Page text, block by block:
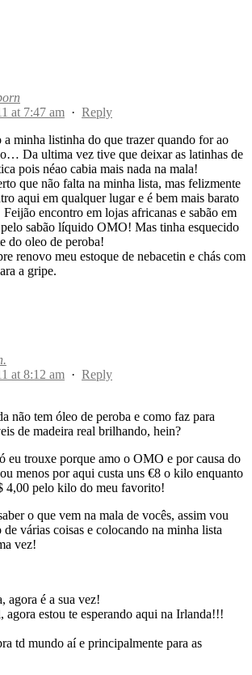
at 7:47 am · Reply
a minha listinha do que trazer quando for ao
Da ultima vez tive que deixar as latinhas de
pois néao cabia mais nada na mala!
que não falta na minha lista, mas felizmente
aqui em qualquer lugar e é bem mais barato
encontro em lojas africanas e sabão em
sabão líquido OMO! Mas tinha esquecido
do oleo de peroba!
renovo meu estoque de nebacetin e chás com
a gripe.
at 8:12 am · Reply
não tem óleo de peroba e como faz para
de madeira real brilhando, hein?
eu trouxe porque amo o OMO e por causa do
menos por aqui custa uns €8 o kilo enquanto
4,00 pelo kilo do meu favorito!
o que vem na mala de vocês, assim vou
de várias coisas e colocando na minha lista
vez!
agora é a sua vez!
agora estou te esperando aqui na Irlanda!!!
td mundo aí e principalmente para as